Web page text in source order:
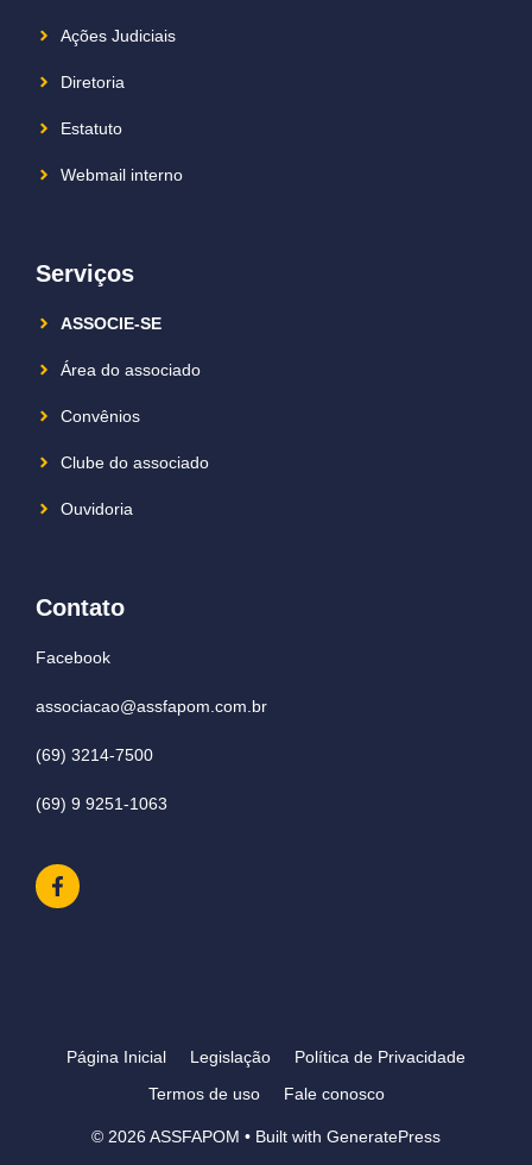
Ações Judiciais
Diretoria
Estatuto
Webmail interno
Serviços
ASSOCIE-SE
Área do associado
Convênios
Clube do associado
Ouvidoria
Contato
Facebook
associacao@assfapom.com.br
(69) 3214-7500
(69) 9 9251-1063
Página Inicial Legislação
Política de Privacidade
Termos de uso
Fale conosco
© 2026 ASSFAPOM • Built with GeneratePress